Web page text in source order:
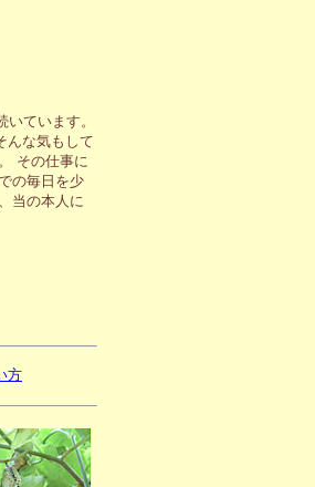
ています。
んな気もして
その仕事に
の毎日を少
当の本人に
方